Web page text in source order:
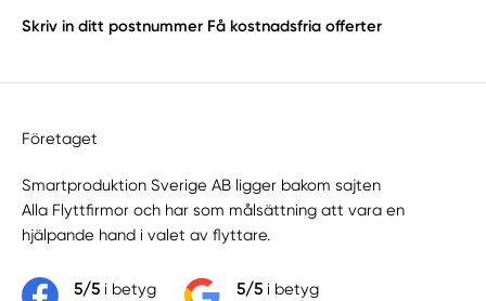
Skriv in ditt postnummer Få kostnadsfria offerter
Företaget
Smartproduktion Sverige AB ligger bakom sajten
Alla Flyttfirmor och har som målsättning att vara en
hjälpande hand i valet av flyttare.
5/5i betyg 5/5i betyg